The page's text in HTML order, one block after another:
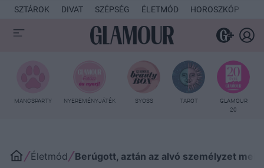
SZTÁROK DIVAT SZÉPSÉG ÉLETMÓD HOROSZKÓP
MANCSPARTY NYEREMÉNYJÁTÉK SYOSS TAROT
GLAMOUR
20
Életmód Berúgott, aztán az alvó személyzet